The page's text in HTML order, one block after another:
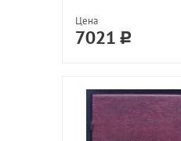
Цена
7021